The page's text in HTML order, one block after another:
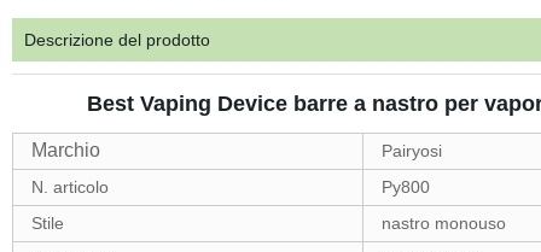
Descrizione del prodotto
Best Vaping Device barre a nastro per
Marchio
Pairyosi
N. articolo
Py800
Stile
nastro monouso